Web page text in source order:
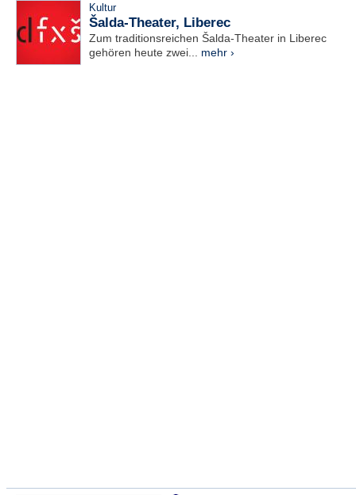
Kultur
Šalda-Theater, Liberec
Zum traditionsreichen Šalda-Theater in Liberec
gehören heute zwei... mehr ›